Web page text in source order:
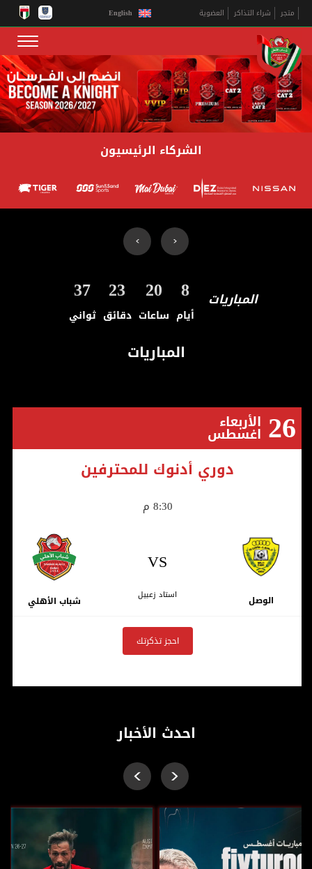
متجر شراء التذاكر العضوية English
الشركاء الرئيسيون
المباريات 8
أيام
20
ساعات
23
دقائق
35
ثواني
المباريات
26 الأربعاء
اغسطس
دوري أدنوك للمحترفين
8:30 م
الوصل
VS
استاد زعبيل شباب الأهلي
احجز تذكرتك
احدث الأخبار